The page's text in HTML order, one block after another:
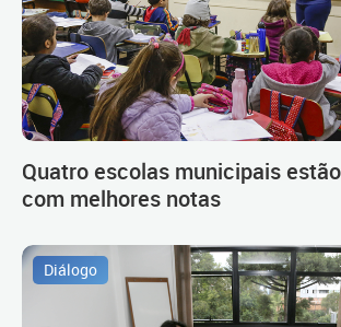
Quatro escolas municipais
com melhores notas
Diálogo